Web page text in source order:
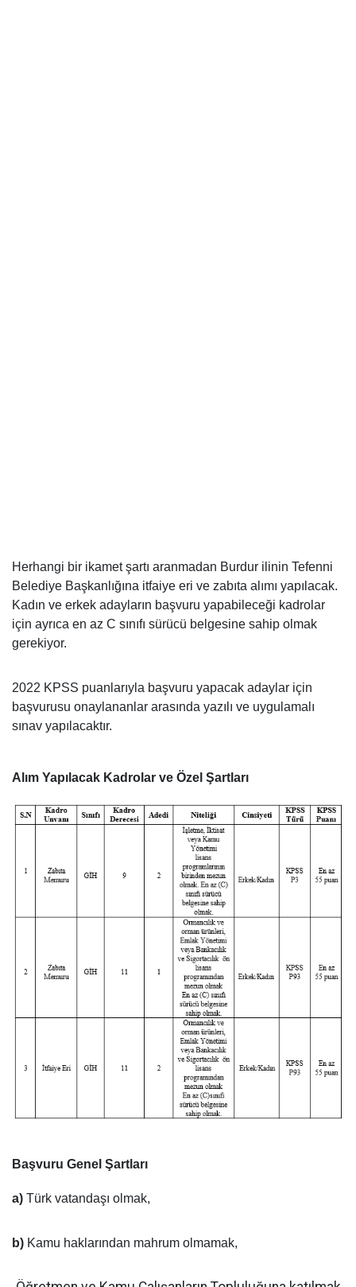
Herhangi bir ikamet şartı aranmadan Burdur ilinin Tefenni
Belediye Başkanlığına itfaiye eri ve zabıta alımı yapılacak.
Kadın ve erkek adayların başvuru yapabileceği kadrolar
için ayrıca en az C sınıfı sürücü belgesine sahip olmak
gerekiyor.
2022 KPSS puanlarıyla başvuru yapacak adaylar için
başvurusu onaylananlar arasında yazılı ve uygulamalı
sınav yapılacaktır.
Alım Yapılacak Kadrolar ve Özel Şartları
Başvuru Genel Şartları
a) Türk vatandaşı olmak,
b) Kamu haklarından mahrum olmamak,